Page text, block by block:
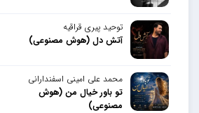
توحید پیری قراقیه
آتش دل (هوش مصنوعی)
محمد علی امینی اسفندارانی
تو باور خیال من (هوش
مصنوعی)